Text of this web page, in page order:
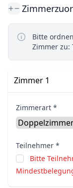
Bitte
Zimmer zu:
Zimmer 1
Zimmerart *
Teilnehmer *
Bitte